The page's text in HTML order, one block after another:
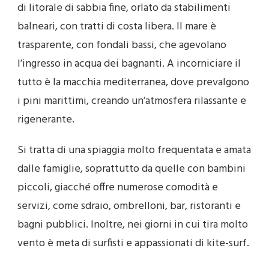
di litorale di sabbia fine, orlato da stabilimenti
balneari, con tratti di costa libera. Il mare è
trasparente, con fondali bassi, che agevolano
l’ingresso in acqua dei bagnanti. A incorniciare il
tutto è la macchia mediterranea, dove prevalgono
i pini marittimi, creando un’atmosfera rilassante e
rigenerante.
Si tratta di una spiaggia molto frequentata e amata
dalle famiglie, soprattutto da quelle con bambini
piccoli, giacché offre numerose comodità e
servizi, come sdraio, ombrelloni, bar, ristoranti e
bagni pubblici. Inoltre, nei giorni in cui tira molto
vento è meta di surfisti e appassionati di kite-surf.